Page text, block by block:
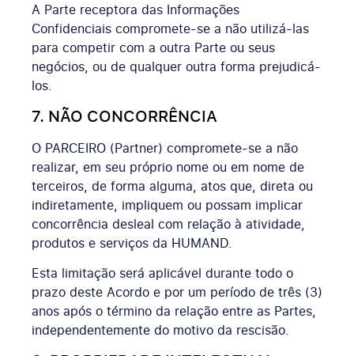
A Parte receptora das Informações
Confidenciais compromete-se a não utilizá-las
para competir com a outra Parte ou seus
negócios, ou de qualquer outra forma prejudicá-
los.
7. NÃO CONCORRÊNCIA
O PARCEIRO (Partner) compromete-se a não
realizar, em seu próprio nome ou em nome de
terceiros, de forma alguma, atos que, direta ou
indiretamente, impliquem ou possam implicar
concorrência desleal com relação à atividade,
produtos e serviços da HUMAND.
Esta limitação será aplicável durante todo o
prazo deste Acordo e por um período de três (3)
anos após o término da relação entre as Partes,
independentemente do motivo da rescisão.